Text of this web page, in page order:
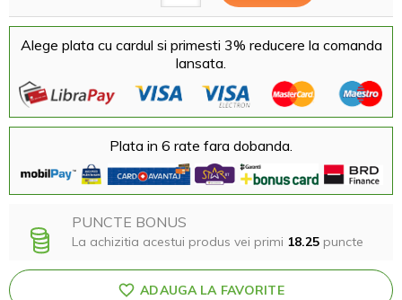
Alege plata cu cardul si primesti 3% reducere la comanda
lansata.
Plata in 6 rate fara dobanda.
PUNCTE BONUS
La achizitia acestui produs vei primi 18.25 puncte
ADAUGA LA FAVORITE